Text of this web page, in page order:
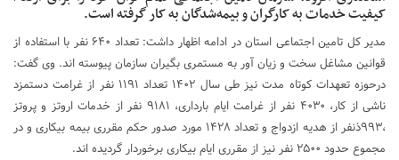
کیفیت خدمات به کارگران و بیمه‌شدگان به کار گرفته است.
مدیر کل تامین اجتماعی استان در ادامه اظهار داشت: تعداد ۶۴۰ نفر با استفاده از
قوانین مشاغل سخت و زیان آور به مستمری بگیران سازمان پیوسته اند. وی گفت:
درحوزه تعهدات کوتاه مدت نیز طی سال ۱۴۰۲ تعداد ۱۱۹۱ نفر از غرامت دستمزد
ناشی از کار، ۴۰۳۰ نفر از غرامت ایام بارداری، ۹۱۸۱ نفر از خدمات اروتز و پروتز
،۹۹۳ذنفر از هدیه ازدواج و تعداد ۱۴۲۸ مورد صدور حکم مقرری بیمه بیکاری و در
مجموع حدود ۲۵۰۰ نفر نیز از مقرری ایام بیکاری برخوردار گردیده اند.